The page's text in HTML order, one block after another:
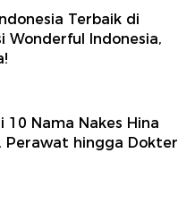
Terbaik di
Wonderful Indonesia,
10 Nama Nakes Hina
Perawat hingga Dokter